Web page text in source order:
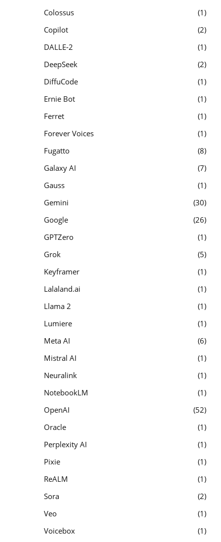
Colossus
1
Copilot
2
DALLE-2
1
DeepSeek
2
DiffuCode
1
Ernie Bot
1
Ferret
1
Forever Voices
1
Fugatto
8
Galaxy AI
7
Gauss
1
Gemini
30
Google
26
GPTZero
1
Grok
5
Keyframer
1
Lalaland.ai
1
Llama 2
1
Lumiere
1
Meta AI
6
Mistral AI
1
Neuralink
1
NotebookLM
1
OpenAI
52
Oracle
1
Perplexity AI
1
Pixie
1
ReALM
1
Sora
2
Veo
1
Voicebox
1